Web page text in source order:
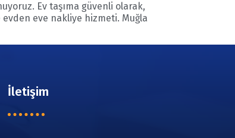
Ev taşıma güvenli olarak,
eve nakliye hizmeti. Muğla
İletişim